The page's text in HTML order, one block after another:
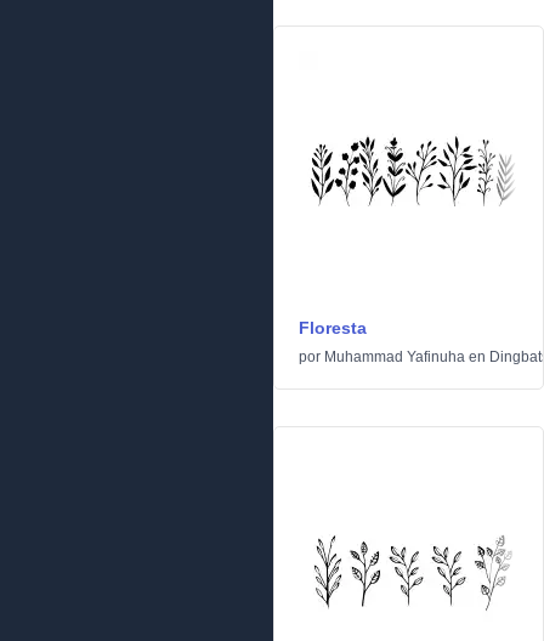
Floresta
por Muhammad Yafinuha en